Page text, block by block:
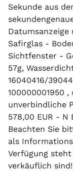
Sekunde aus
Safirglas -
Sichtfenster -
57g,
16040416/
100000001950
unverbindliche
578,00 EUR - N
Beachten Sie
als
Verfügung
verkäuflich